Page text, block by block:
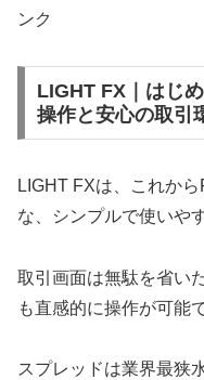
ンク
LIGHT FX｜はじ
操作と安心の取引
LIGHT FXは、これか
な、シンプルで使いや
取引画面は無駄を省い
も直感的に操作が可能
スプレッドは業界最狭